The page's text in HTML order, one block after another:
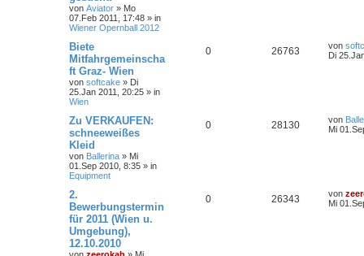
von Aviator » Mo
07.Feb 2011, 17:48 » in
Wiener Opernball 2012
Biete
Mitfahrgemeinscha
ft Graz- Wien
von softcake » Di
25.Jan 2011, 20:25 » in
Wien
0 26763 von
Di
Zu VERKAUFEN:
schneeweißes
Kleid
von Ballerina » Mi
01.Sep 2010, 8:35 » in
Equipment
0 28130 von
Mi
2.
Bewerbungstermin
für 2011 (Wien u.
Umgebung),
12.10.2010
0 26343 von
Mi